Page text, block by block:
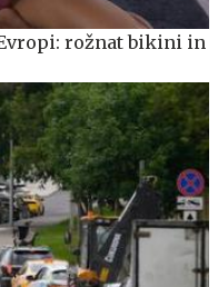
rožnat bikini in